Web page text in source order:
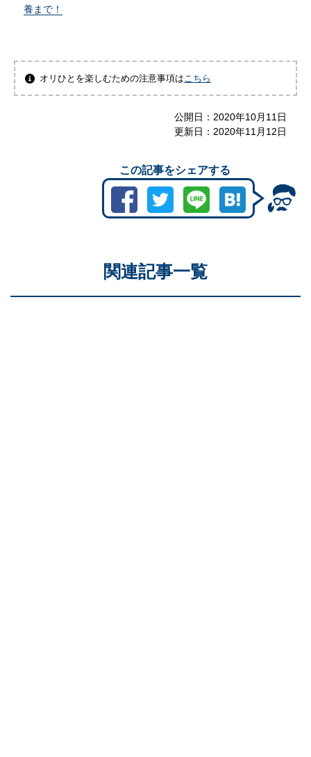
養まで！
オリひとを楽しむための注意事項は こちら
公開日： 2020年10月11日
更新日： 2020年11月12日
この記事をシェアする
関連記事一覧